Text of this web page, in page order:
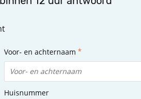
Voor- en achternaam
Huisnummer